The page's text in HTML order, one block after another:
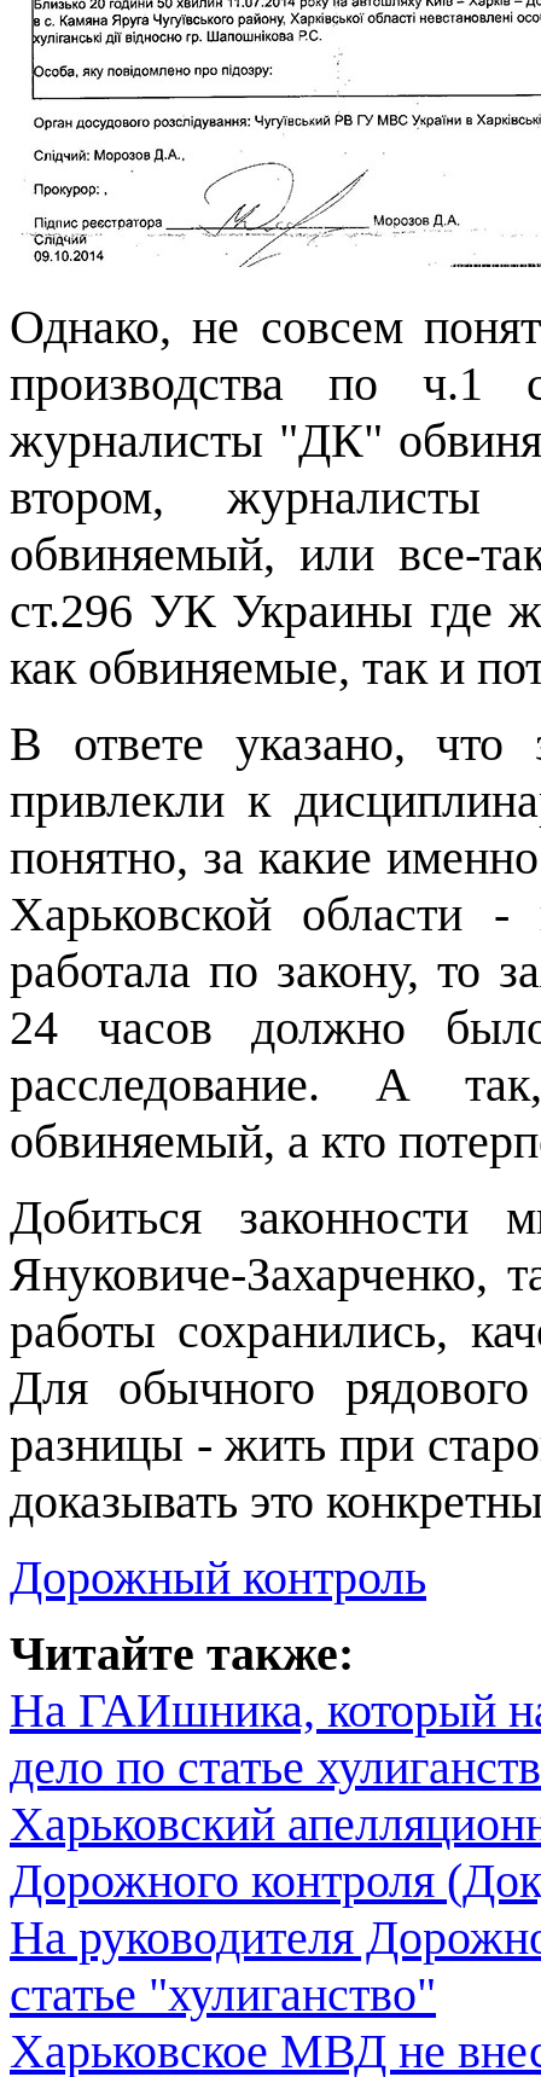
Однако, не совсем
производства по
журналисты "ДК"
втором,
обвиняемый, или все-
ст.296 УК Украины где
как обвиняемые, так и
В ответе указано, что
привлекли к
понятно, за какие
Харьковской области
работала по закону, то
24 часов должно
расследование. А
обвиняемый, а кто
Добиться законности
Януковиче-
работы сохранились,
Для обычного
разницы - жить при
доказывать это
Дорожный контроль
Читайте также:
На ГАИшника, который
дело по статье
Харьковский
Дорожного контроля
На руководителя
статье "хулиганство"
Харьковское МВД не